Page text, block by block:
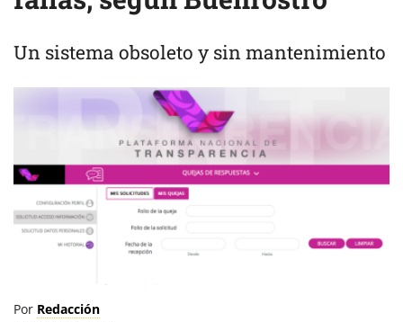
Un sistema obsoleto y sin mantenimiento
Por Redacción